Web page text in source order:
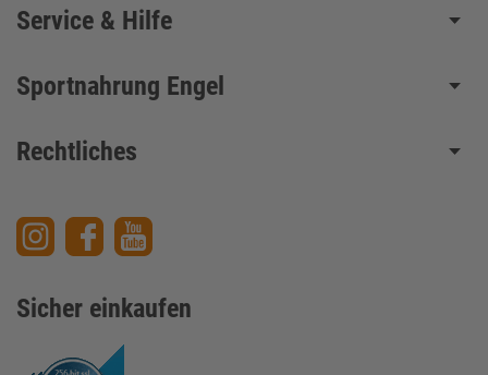
Service & Hilfe
Sportnahrung Engel
Rechtliches
Sicher einkaufen